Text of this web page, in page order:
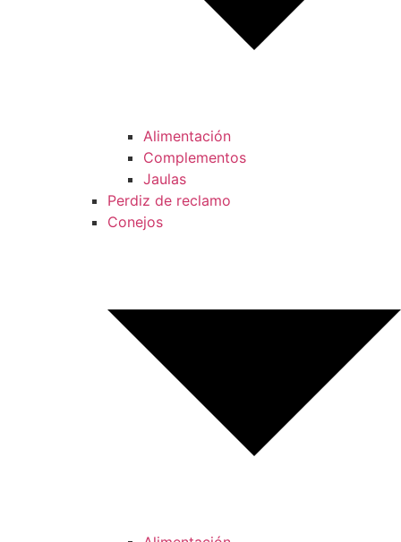
Alimentación
Complementos
Jaulas
Perdiz de reclamo
Conejos